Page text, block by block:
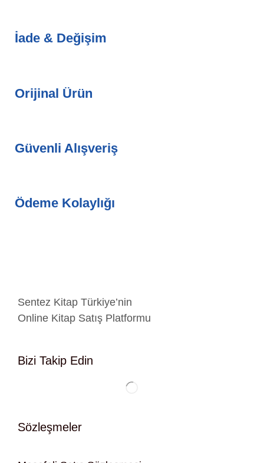
İade & Değişim
Orijinal Ürün
Güvenli Alışveriş
Ödeme Kolaylığı
Sentez Kitap Türkiye’nin
Online Kitap Satış Platformu
Bizi Takip Edin
Sözleşmeler